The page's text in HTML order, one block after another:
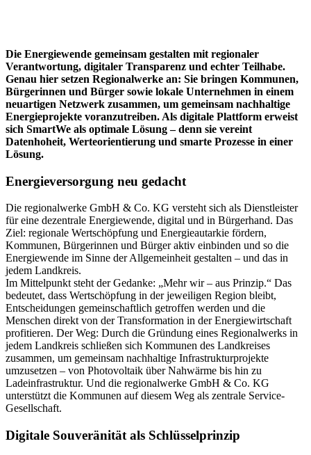
Die Energiewende gemeinsam gestalten mit regionaler
Verantwortung, digitaler Transparenz und echter Teilhabe.
Genau hier setzen Regionalwerke an: Sie bringen Kommunen,
Bürgerinnen und Bürger sowie lokale Unternehmen in einem
neuartigen Netzwerk zusammen, um gemeinsam nachhaltige
Energieprojekte voranzutreiben. Als digitale Plattform erweist
sich SmartWe als optimale Lösung – denn sie vereint
Datenhoheit, Werteorientierung und smarte Prozesse in einer
Lösung.
Energieversorgung neu gedacht
Die regionalwerke GmbH & Co. KG versteht sich als Dienstleister
für eine dezentrale Energiewende, digital und in Bürgerhand. Das
Ziel: regionale Wertschöpfung und Energieautarkie fördern,
Kommunen, Bürgerinnen und Bürger aktiv einbinden und so die
Energiewende im Sinne der Allgemeinheit gestalten – und das in
jedem Landkreis.
Im Mittelpunkt steht der Gedanke: „Mehr wir – aus Prinzip.“ Das
bedeutet, dass Wertschöpfung in der jeweiligen Region bleibt,
Entscheidungen gemeinschaftlich getroffen werden und die
Menschen direkt von der Transformation in der Energiewirtschaft
profitieren. Der Weg: Durch die Gründung eines Regionalwerks in
jedem Landkreis schließen sich Kommunen des Landkreises
zusammen, um gemeinsam nachhaltige Infrastrukturprojekte
umzusetzen – von Photovoltaik über Nahwärme bis hin zu
Ladeinfrastruktur. Und die regionalwerke GmbH & Co. KG
unterstützt die Kommunen auf diesem Weg als zentrale Service-
Gesellschaft.
Digitale Souveränität als Schlüsselprinzip